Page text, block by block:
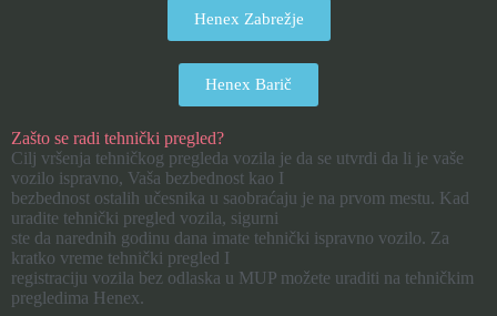
Henex Zabrežje
Henex Barič
Zašto se radi tehnički pregled?
Cilj vršenja tehničkog pregleda vozila je da se utvrdi da li je vaše
vozilo ispravno, Vaša bezbednost kao I
bezbednost ostalih učesnika u saobraćaju je na prvom mestu. Kad
uradite tehnički pregled vozila, sigurni
ste da narednih godinu dana imate tehnički ispravno vozilo. Za
kratko vreme tehnički pregled I
registraciju vozila bez odlaska u MUP možete uraditi na tehničkim
pregledima Henex.